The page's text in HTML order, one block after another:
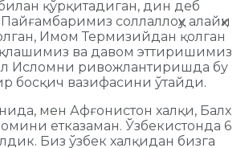
қўрқитадиган, дин деб
соллаллоҳу алайҳи
Имом Термизийдан қолган
ва давом эттиришимиз
Исломни ривожлантиришда бу
босқич вазифасини ўтайди.
мен Афғонистон халқи, Балх
етказаман. Ўзбекистонда 6
Биз ўзбек халқидан бизга